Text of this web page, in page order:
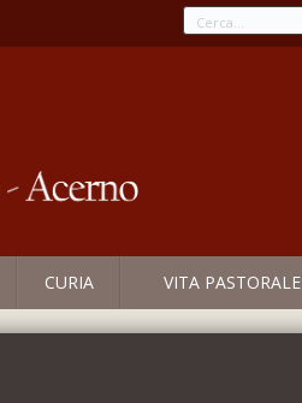
CURIA VITA PASTORALE